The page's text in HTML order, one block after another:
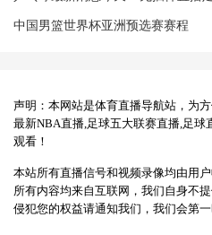
中国男篮世界杯亚洲预选赛赛程
声明：本网站是体育直播导航站，为
最新NBA直播,足球五大联赛直播,足
观看！
本站所有直播信号和视频录像均由用
所有内容均来自互联网，我们自身不
侵犯您的权益请通知我们，我们会第